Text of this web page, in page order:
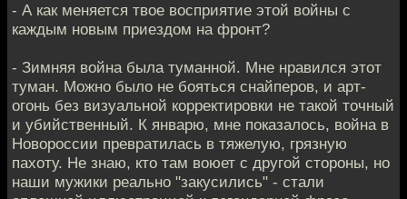
- А как меняется твое восприятие этой войны с
каждым новым приездом на фронт?
- Зимняя война была туманной. Мне нравился этот
туман. Можно было не бояться снайперов, и арт-
огонь без визуальной корректировки не такой точный
и убийственный. К январю, мне показалось, война в
Новороссии превратилась в тяжелую, грязную
пахоту. Не знаю, кто там воюет с другой стороны, но
наши мужики реально "закусились" - стали